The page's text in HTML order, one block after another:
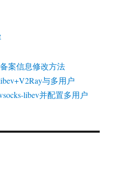
案信息修改方法
与多用户
libev并配置多用户